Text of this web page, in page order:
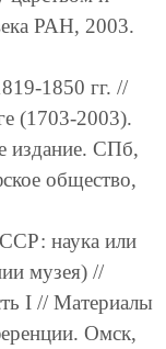
РАН, 2003.
1850 гг. //
(1703-2003).
издание. СПб,
общество,
наука или
музея) //
I // Материалы
Омск,